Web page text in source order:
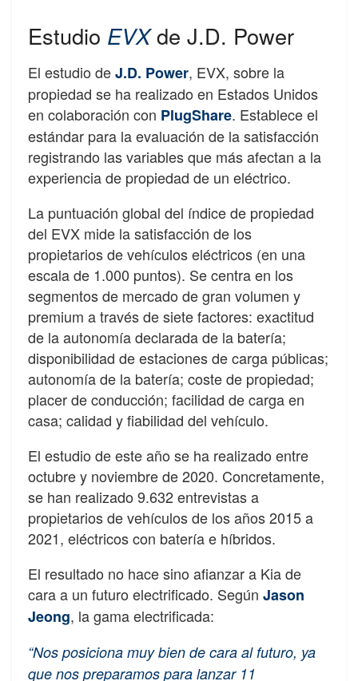
Estudio EVXde J.D. Power
El estudio deJ.D. Power, EVX, sobre la
propiedad se ha realizado en Estados Unidos
en colaboración con PlugShare. Establece el
estándar para la evaluación de la satisfacción
registrando las variables que más afectan a la
experiencia de propiedad de un eléctrico.
La puntuación global del índice de propiedad
del EVX mide la satisfacción de los
propietarios de vehículos eléctricos (en una
escala de 1.000 puntos). Se centra en los
segmentos de mercado de gran volumen y
premium a través de siete factores: exactitud
de la autonomía declarada de la batería;
disponibilidad de estaciones de carga públicas;
autonomía de la batería; coste de propiedad;
placer de conducción; facilidad de carga en
casa; calidad y fiabilidad del vehículo.
El estudio de este año se ha realizado entre
octubre y noviembre de 2020. Concretamente,
se han realizado 9.632 entrevistas a
propietarios de vehículos de los años 2015 a
2021, eléctricos con batería e híbridos.
El resultado no hace sino afianzar a Kia de
cara a un futuro electrificado. Según Jason
Jeong, la gama electrificada:
“Nos posiciona muy bien de cara al futuro, ya
que nos preparamos para lanzar 11